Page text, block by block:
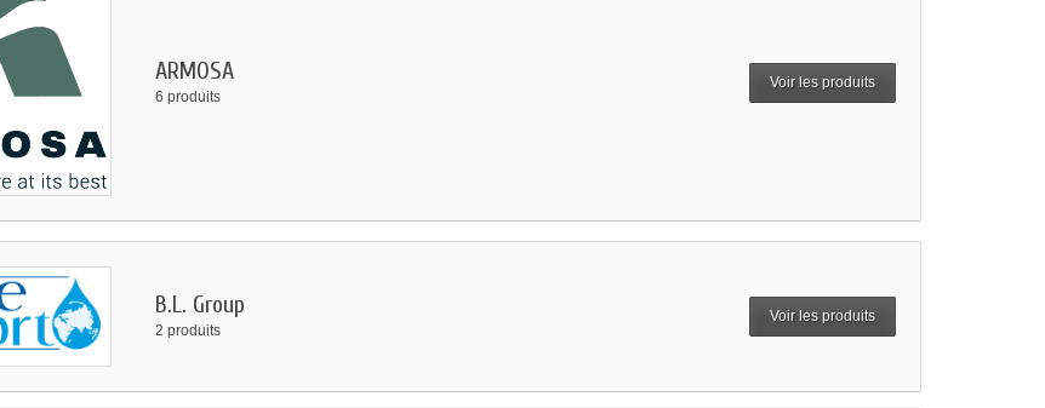
ARMOSA
6 produits
Voir les produits
B.L. Group
2 produits
Voir les produits